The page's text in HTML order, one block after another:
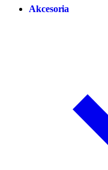
Akcesoria